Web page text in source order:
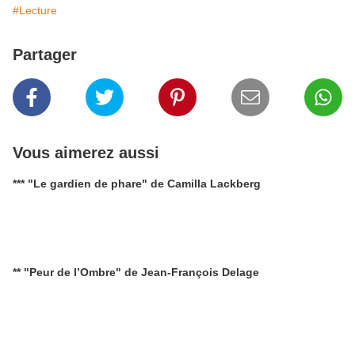
#Lecture
Partager
Vous aimerez aussi
*** "Le gardien de phare" de Camilla Lackberg
** "Peur de l’Ombre" de Jean-François Delage